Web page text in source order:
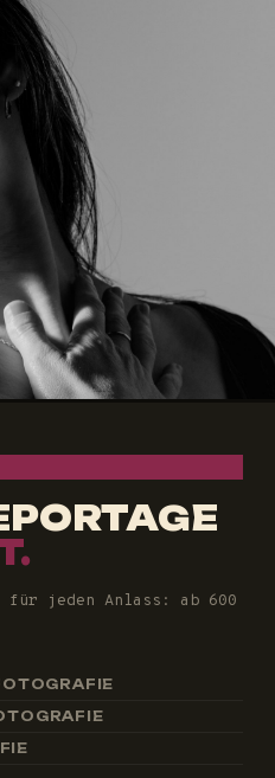
für jeden Anlass: ab 600